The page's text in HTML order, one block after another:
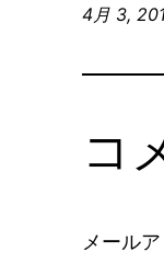
4月 3,
コ
メール